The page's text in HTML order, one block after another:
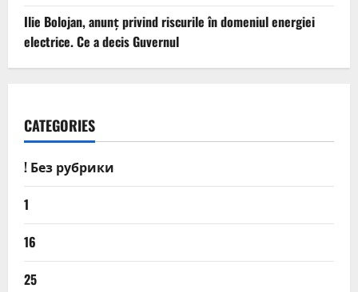
Ilie Bolojan, anunț privind riscurile în domeniul energiei
electrice. Ce a decis Guvernul
CATEGORIES
! Без рубрики
1
16
25